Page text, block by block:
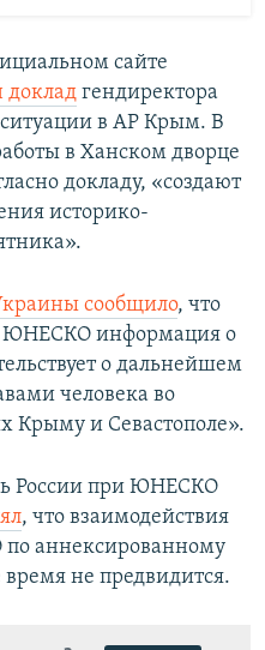
сайте
доклад гендиректора
в АР Крым. В
в Ханском дворце
докладу, «создают
историко-
сообщило, что
ЮНЕСКО информация о
о дальнейшем
человека во
Крыму и Севастополе».
России при ЮНЕСКО
, что взаимодействия
аннексированному
не предвидится.